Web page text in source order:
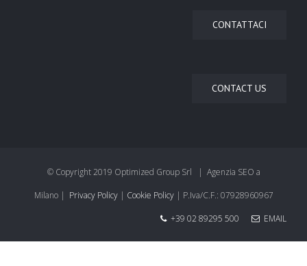
CONTATTACI
CONTACT US
© Copyright 2019 Optimized Group Srl | Agenzia SEO a
Milano | Privacy Policy| Cookie Policy| P.Iva/C.F.: 07928960967
+39 02 89295 500
EMAIL